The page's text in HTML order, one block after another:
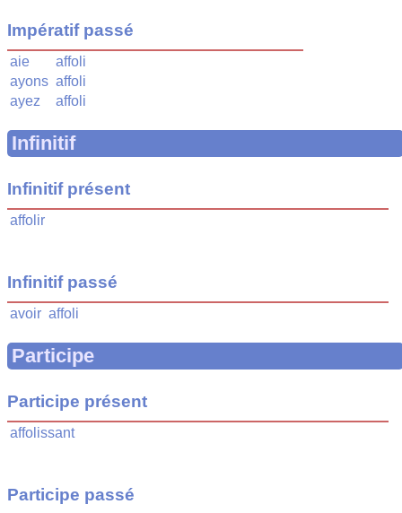
Impératif passé
aie
affoli
ayons affoli
ayez
affoli
Infinitif
Infinitif présent
affolir
Infinitif passé
avoir affoli
Participe
Participe présent
affolissant
Participe passé